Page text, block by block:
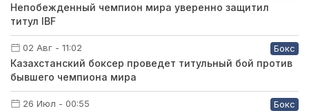
Непобежденный чемпион мира уверенно защитил
титул IBF
02 Авг - 11:02 Бокс
Казахстанский боксер проведет титульный бой против
бывшего чемпиона мира
26 Июл - 00:55 Бокс